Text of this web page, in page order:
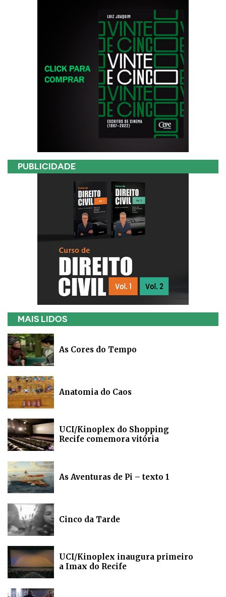
PUBLICIDADE
MAIS LIDOS
As Cores do Tempo
Anatomia do Caos
UCI/Kinoplex do Shopping
Recife comemora vitória
As Aventuras de Pi – texto 1
Cinco da Tarde
UCI/Kinoplex inaugura primeiro
a Imax do Recife